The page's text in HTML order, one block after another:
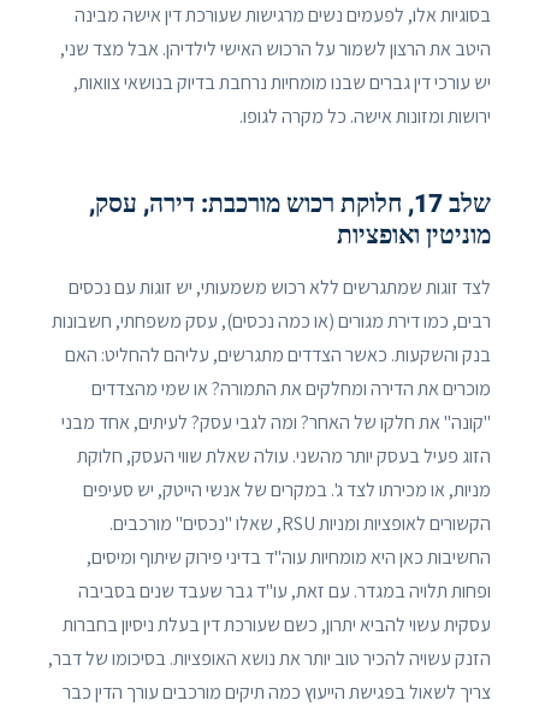
בסוגיות אלו, לפעמים נשים מרגישות שעורכת דין אישה מבינה
היטב את הרצון לשמור על הרכוש האישי לילדיהן. אבל מצד שני,
יש עורכי דין גברים שבנו מומחיות נרחבת בדיוק בנושאי צוואות,
ירושות ומזונות אישה. כל מקרה לגופו.
שלב 17, חלוקת רכוש מורכבת: דירה, עסק,
מוניטין ואופציות
לצד זוגות שמתגרשים ללא רכוש משמעותי, יש זוגות עם נכסים
רבים, כמו דירת מגורים (או כמה נכסים), עסק משפחתי, חשבונות
בנק והשקעות. כאשר הצדדים מתגרשים, עליהם להחליט: האם
מוכרים את הדירה ומחלקים את התמורה? או שמי מהצדדים
"קונה" את חלקו של האחר? ומה לגבי עסק? לעיתים, אחד מבני
הזוג פעיל בעסק יותר מהשני. עולה שאלת שווי העסק, חלוקת
מניות, או מכירתו לצד ג'. במקרים של אנשי הייטק, יש סעיפים
הקשורים לאופציות ומניות RSU, שאלו "נכסים" מורכבים.
החשיבות כאן היא מומחיות עוה"ד בדיני פירוק שיתוף ומיסים,
ופחות תלויה במגדר. עם זאת, עו"ד גבר שעבד שנים בסביבה
עסקית עשוי להביא יתרון, כשם שעורכת דין בעלת ניסיון בחברות
הזנק עשויה להכיר טוב יותר את נושא האופציות. בסיכומו של דבר,
צריך לשאול בפגישת הייעוץ כמה תיקים מורכבים עורך הדין כבר